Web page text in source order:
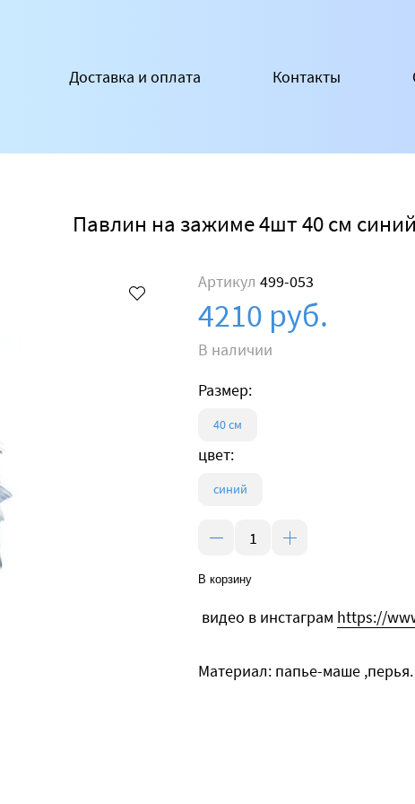
Доставка и оплата Контакты
Павлин на зажиме 4шт 40 см
Артикул 499-053
4210 руб.
В наличии
Размер:
40 см
цвет:
cиний
В корзину
видео в инстаграм https://
Материал: папье-маше ,перья.